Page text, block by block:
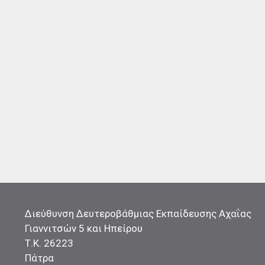
Διεύθυνση Δευτεροβάθμιας Εκπαίδευσης Αχαΐας
Γιαννιτσών 5 και Ηπείρου
Τ.Κ. 26223
Πάτρα